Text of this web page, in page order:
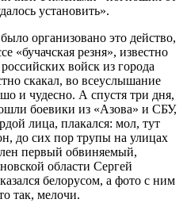
установить».
организовано это действо,
«бучачская резня», известно
войск из города
скакал, во всеуслышание
и чудесно. А спустя три дня,
боевики из «Азова» и СБУ,
лица, плакался: мол, тут
до сих пор трупы на улицах
первый обвиняемый,
области Сергей
белорусом, а фото с ним
так, мелочи.